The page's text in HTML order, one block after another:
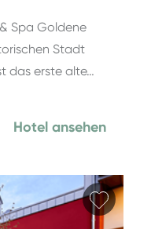
Spa Goldene
Stadt
das erste alte…
Hotel ansehen